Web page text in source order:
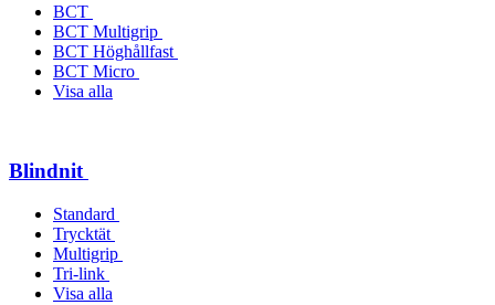
BCT
BCT Multigrip
BCT Höghållfast
BCT Micro
Visa alla
Blindnit
Standard
Trycktät
Multigrip
Tri-link
Visa alla